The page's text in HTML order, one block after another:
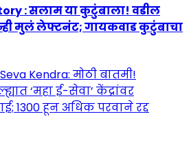
: सलाम या कुटुंबाला! वडील
मुलं लेफ्टनंट; गायकवाड कुटुंबाचा